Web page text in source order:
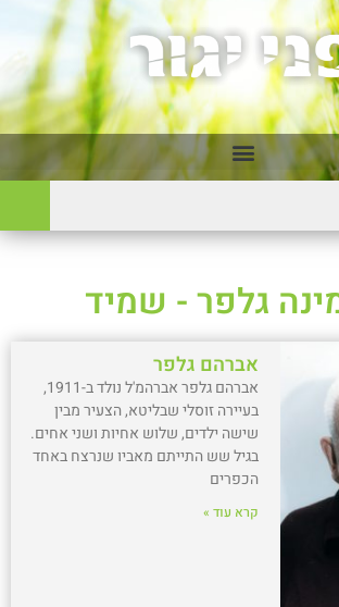
גלפר - שמיד
אברהם גלפר
אברהם גלפר אברהמ'ל נולד ב-1911,
בעיירה זוסלי שבליטא, הצעיר מבין
שישה ילדים, שלוש אחיות ושני אחים.
בגיל שש התייתם מאביו שנרצח באחד
הכפרים
קרא עוד »